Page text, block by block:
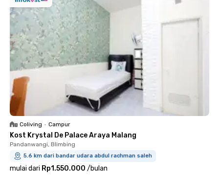
Coliving • Campur
Kost Krystal De Palace Araya Malang
Pandanwangi, Blimbing
5.6 km dari bandar udara abdul rachman saleh
mulai dari Rp1.550.000 /bulan